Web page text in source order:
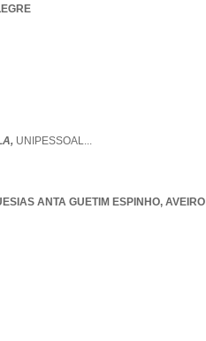
UNIPESSOAL...
ANTA GUETIM ESPINHO, AVEIRO